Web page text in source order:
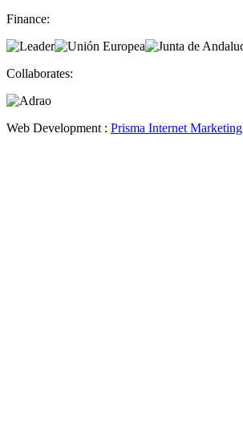
Finance:
Collaborates:
Web Development : Prisma Internet Marketing